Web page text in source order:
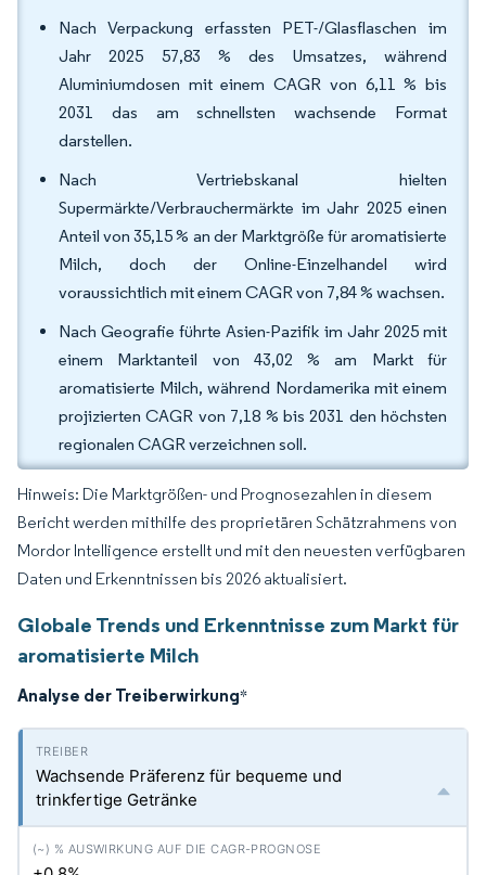
Nach Verpackung erfassten PET-/Glasflaschen im
Jahr 2025 57,83 % des Umsatzes, während
Aluminiumdosen mit einem CAGR von 6,11 % bis
2031 das am schnellsten wachsende Format
darstellen.
Nach Vertriebskanal hielten
Supermärkte/Verbrauchermärkte im Jahr 2025 einen
Anteil von 35,15 % an der Marktgröße für aromatisierte
Milch, doch der Online-Einzelhandel wird
voraussichtlich mit einem CAGR von 7,84 % wachsen.
Nach Geografie führte Asien-Pazifik im Jahr 2025 mit
einem Marktanteil von 43,02 % am Markt für
aromatisierte Milch, während Nordamerika mit einem
projizierten CAGR von 7,18 % bis 2031 den höchsten
regionalen CAGR verzeichnen soll.
Hinweis: Die Marktgrößen- und Prognosezahlen in diesem
Bericht werden mithilfe des proprietären Schätzrahmens von
Mordor Intelligence erstellt und mit den neuesten verfügbaren
Daten und Erkenntnissen bis 2026 aktualisiert.
Globale Trends und Erkenntnisse zum Markt für
aromatisierte Milch
Analyse der Treiberwirkung*
Wachsende Präferenz für bequeme und
trinkfertige Getränke